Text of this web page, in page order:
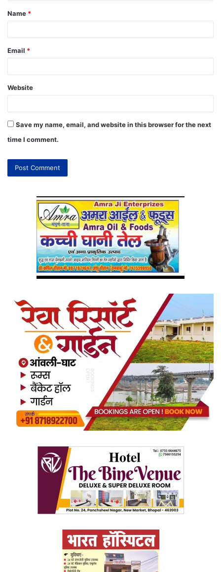
Name *
Email *
Website
Save my name, email, and website in this browser for the next
time I comment.